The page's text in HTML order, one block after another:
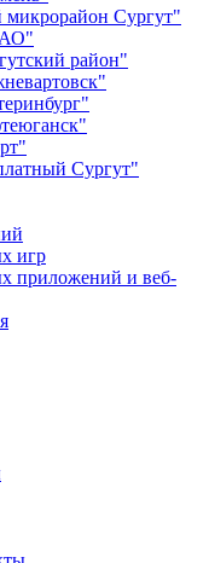
Сургут"
район"
Сургут"
игр
приложений и веб-